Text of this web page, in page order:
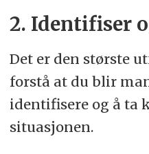
2. Identifiser
Det er den største
forstå at du blir
identifisere og å ta
situasjonen.